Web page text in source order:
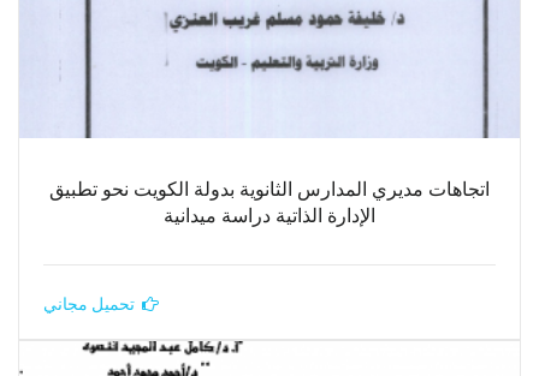
اتجاهات مديري المدارس الثانوية بدولة الكويت نحو تطبيق
الإدارة الذاتية دراسة ميدانية
تحميل مجاني